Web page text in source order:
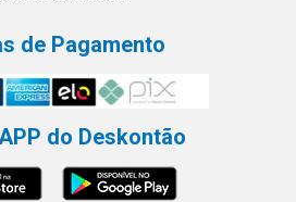
de Pagamento
do Deskontão